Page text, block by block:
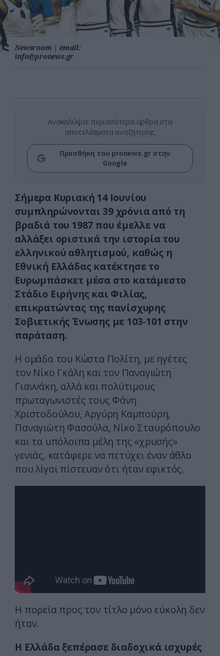
Newsroom | email:
info@pronews.gr
Ανακαλύψτε περισσότερα άρθρα στα
αποτελέσματα αναζήτησης
Προσθήκη του pronews.gr στην
Google
Σήμερα Κυριακή 14 Ιουνίου
συμπληρώνονται 39 χρόνια από τη
βραδιά του 1987 που έμελλε να
αλλάξει οριστικά την ιστορία του
ελληνικού αθλητισμού, καθώς η
Εθνική Ελλάδας κατέκτησε το
Ευρωμπάσκετ μέσα στο κατάμεστο
Στάδιο Ειρήνης και Φιλίας,
επικρατώντας της πανίσχυρης
Σοβιετικής Ένωσης με 103-101 στην
παράταση.
Η ομάδα του Κώστα Πολίτη, με ηγέτες
τον Νίκο Γκάλη και τον Παναγιώτη
Γιαννάκη, αλλά και πολύτιμους
πρωταγωνιστές τους Φάνη
Χριστοδούλου, Αργύρη Καμπούρη,
Παναγιώτη Φασούλα, Νίκο Σταυρόπουλο
και τα υπόλοιπα μέλη της «χρυσής»
γενιάς, κατάφερε να πετύχει έναν άθλο
που λίγοι πίστευαν ότι ήταν εφικτός.
Η πορεία προς τον τίτλο μόνο εύκολη δεν
ήταν.
Η Ελλάδα ξεπέρασε διαδοχικά ισχυρές